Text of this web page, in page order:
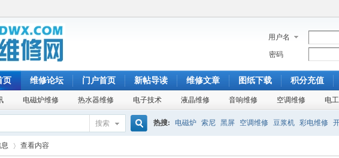
用户名
密码
页 维修论坛 门户首页 新帖导读 维修文章 图纸下载 积分充值
电磁炉维修 热水器维修 电子技术 液晶维修 音响维修 空调维修 电
搜索 热搜: 电磁炉 索尼 黑屏 空调维修 豆浆机 彩电维修
查看内容